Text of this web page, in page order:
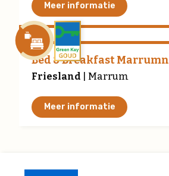
Meer informatie
Bed & Breakfast Marrumn
Friesland | Marrum
Meer informatie